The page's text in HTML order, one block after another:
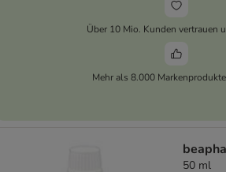
Über 10 Mio. Kunden vertrauen
Mehr als 8.000
50 ml